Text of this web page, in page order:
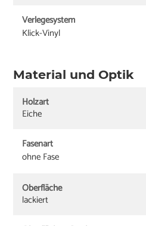
Verlegesystem
Klick-Vinyl
Material und Optik
Holzart
Eiche
Fasenart
ohne Fase
Oberfläche
lackiert